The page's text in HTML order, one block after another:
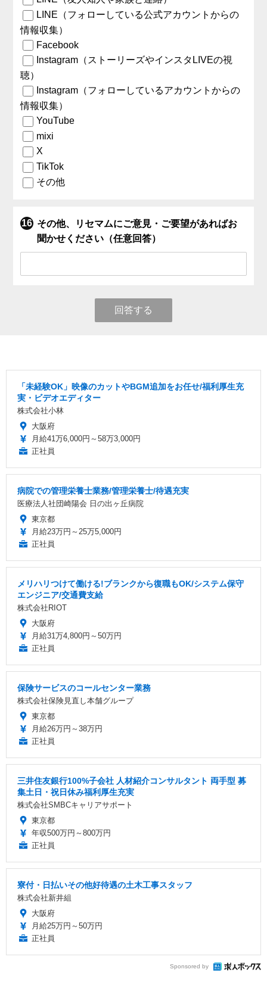
LINE（フォローしている公式アカウントからの
情報収集）
Facebook
Instagram（ストーリーズやインスタLIVEの視
聴）
Instagram（フォローしているアカウントからの
情報収集）
YouTube
mixi
X
TikTok
その他
その他、リセマムにご意見・ご要望があればお
聞かせください（任意回答）
回答する
「未経験OK」映像のカットやBGM追加をお任せ/福利厚生充
実・ビデオエディター
株式会社小林
大阪府
月給41万6,000円～58万3,000円
正社員
病院での管理栄養士業務/管理栄養士/待遇充実
医療法人社団崎陽会 日の出ヶ丘病院
東京都
月給23万円～25万5,000円
正社員
メリハリつけて働ける!ブランクから復職もOK/システム保守
エンジニア/交通費支給
株式会社RIOT
大阪府
月給31万4,800円～50万円
正社員
保険サービスのコールセンター業務
株式会社保険見直し本舗グループ
東京都
月給26万円～38万円
正社員
三井住友銀行100%子会社 人材紹介コンサルタント 両手型 募
集土日・祝日休み福利厚生充実
株式会社SMBCキャリアサポート
東京都
年収500万円～800万円
正社員
寮付・日払いその他好待遇の土木工事スタッフ
株式会社新井組
大阪府
月給25万円～50万円
正社員
Sponsored by